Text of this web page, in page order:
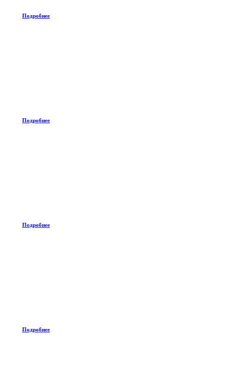
Подробнее
Подробнее
Подробнее
Подробнее